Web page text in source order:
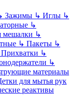
Зажимы ↳ Иглы ↳
↳
мешалки ↳
↳ Пакеты ↳
Прихватки ↳
↳
материалы
для мытья рук
реактивы